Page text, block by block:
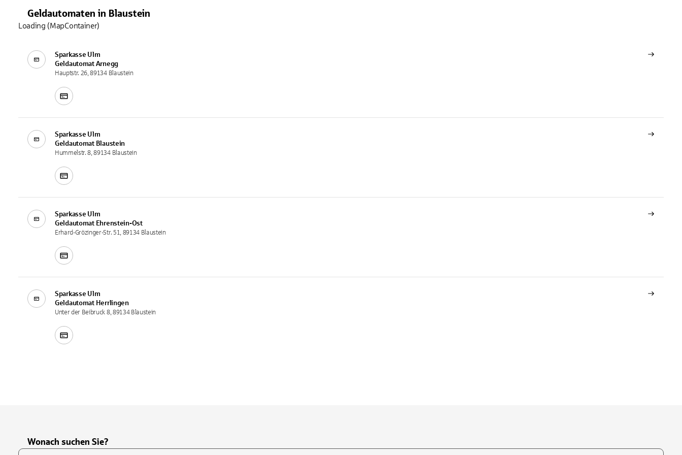
Geldautomaten in Blaustein
Sparkasse Ulm
Geldautomat Arnegg
Hauptstr. 26, 89134 Blaustein
Sparkasse Ulm
Geldautomat Blaustein
Hummelstr. 8, 89134 Blaustein
Sparkasse Ulm
Geldautomat Ehrenstein-Ost
Erhard-Grözinger-Str. 51, 89134 Blaustein
Sparkasse Ulm
Geldautomat Herrlingen
Unter der Beibruck 8, 89134 Blaustein
Loading (MapContainer)
Wonach suchen Sie?